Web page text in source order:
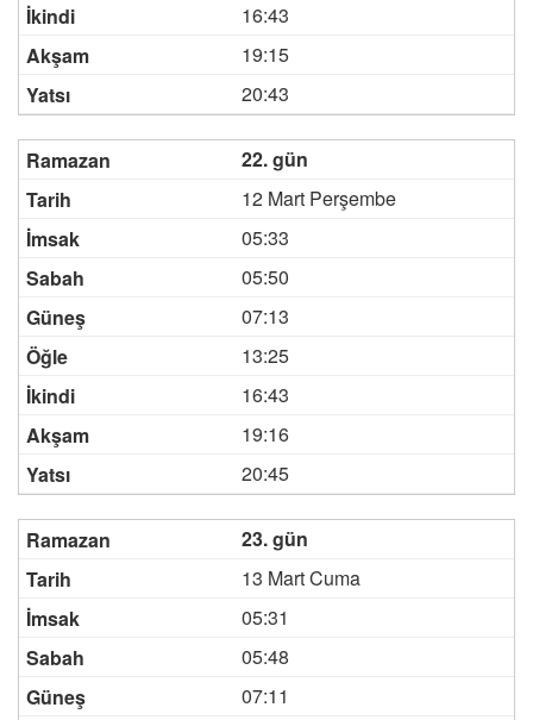
16:43
19:15
20:43
22. gün
12 Mart Perşembe
05:33
05:50
07:13
13:25
16:43
19:16
20:45
23. gün
13 Mart Cuma
05:31
05:48
07:11